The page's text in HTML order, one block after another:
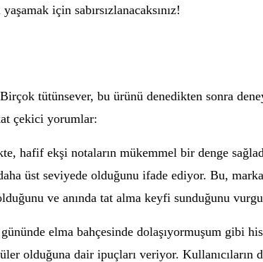
için sabırsızlanacaksınız!
tütünsever, bu ürünü denedikten sonra
çekici yorumlar:
hafif ekşi notaların mükemmel bir denge
üst seviyede olduğunu ifade ediyor. Bu,
ve anında tat alma keyfi sunduğunu
elma bahçesinde dolaşıyormuşum gibi
olduğuna dair ipuçları veriyor.